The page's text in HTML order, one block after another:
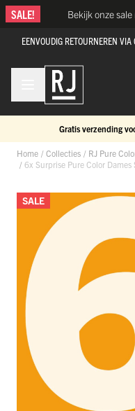
Ga naar de inhoud
SALE! Bekijk onze
EENVOUDIG RETOURNEREN VIA
Gratis verzending
Home / Collecties / RJ Pure
/ 6x Surprise Pure Color Dames
SALE